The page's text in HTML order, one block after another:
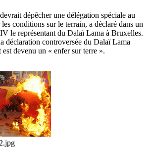
dépêcher une délégation spéciale au
conditions sur le terrain, a déclaré dans un
le représentant du Dalaï Lama à Bruxelles.
déclaration controversée du Dalaï Lama
devenu un « enfer sur terre ».